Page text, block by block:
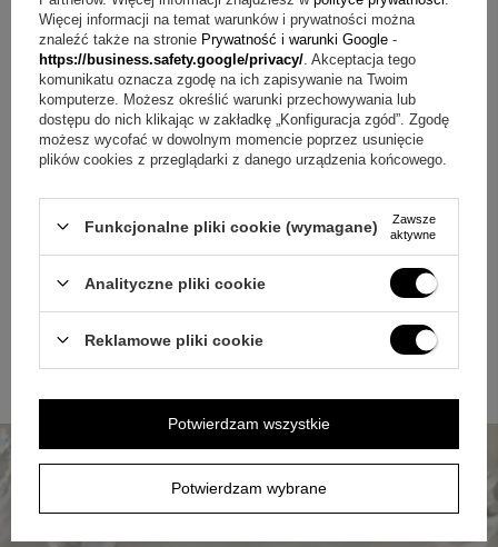
akcent albo łączyć z inną biżuterią, zachowując prostotę
kompozycji.
Pytanie:Jak dbać o biżuterię na co dzień?Odpowiedź:
Przechowuj ją oddzielnie i czyść miękką ściereczką,
unikając kontaktu z czynnikami mogącymi zarysować
powierzchnię.
Pytanie:Czy ten model sprawdzi się jako prezent?
charakter i podkreśla intencję wręczenia.
Mały przedmiot, wielkie emocje
Jeśli chcesz podarować biżuterię, która od razu ma
znaczenie, ten model trafia wprost w potrzebę osobistego
gestu. Złoto próby 333 i motyw imienia Anna tworzą
zestawienie klasyczne, ale nie anonimowe. To wybór dla
osób, które cenią prosty przekaz i elegancki detal.
jednocześnie pamiątką, do której chętnie się wraca.
Więcej informacji na temat warunków i prywatności można
znaleźć także na stronie Prywatność i warunki Google -
https://business.safety.google/privacy/ . Akceptacja tego
komunikatu oznacza zgodę na ich zapisywanie na Twoim
komputerze. Możesz określić warunki przechowywania lub
dostępu do nich klikając w zakładkę „Konfiguracja zgód”. Zgodę
możesz wycofać w dowolnym momencie poprzez usunięcie
plików cookies z przeglądarki z danego urządzenia końcowego.
Funkcjonalne pliki cookie (wymagane)
Zawsze
aktywne
Analityczne pliki cookie
Reklamowe pliki cookie
Potwierdzam wybrane
Potwierdzam wszystkie